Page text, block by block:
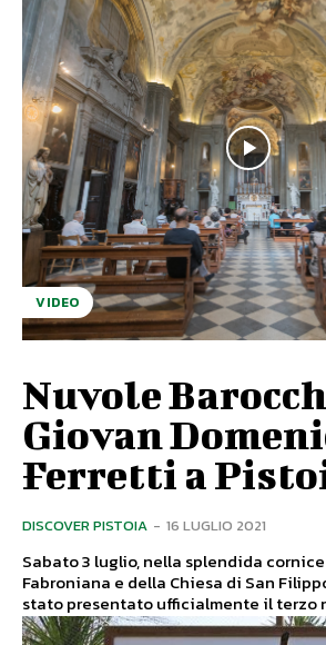
VIDEO
Nuvole
Giovan
Ferretti a
DISCOVER PISTOIA - 16 LUGLIO 2021
Sabato 3 luglio, nella splendida
Fabroniana e della Chiesa di San
stato presentato ufficialmente il terzo